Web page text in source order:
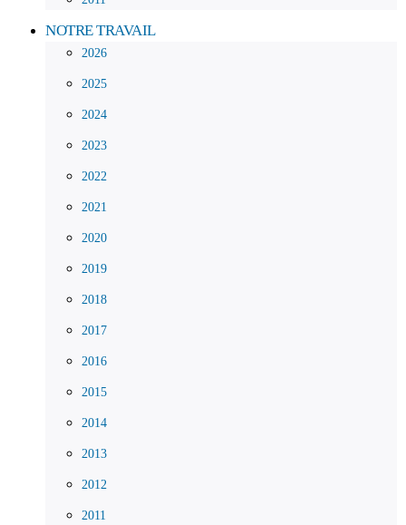
NOTRE TRAVAIL
2026
2025
2024
2023
2022
2021
2020
2019
2018
2017
2016
2015
2014
2013
2012
2011